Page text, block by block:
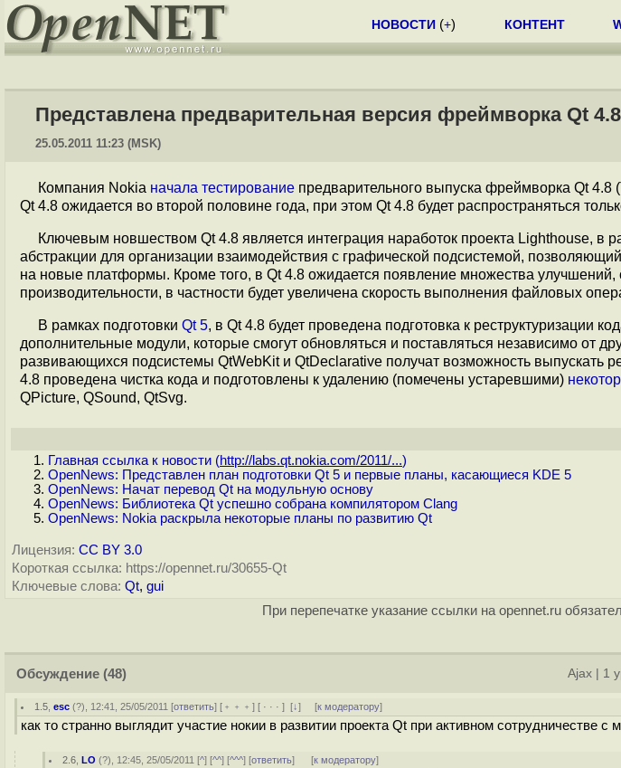
НОВОСТИ (+) КОНТЕНТ
Представлена предварительная версия фреймворка Qt 4.8
25.05.2011 11:23 (MSK)
Компания Nokia начала тестирование предварительного выпуска фреймворка Qt
Qt 4.8 ожидается во второй половине года, при этом Qt 4.8 будет распространяться
Ключевым новшеством Qt 4.8 является интеграция наработок проекта Lighthouse, в
абстракции для организации взаимодействия с графической подсистемой,
на новые платформы. Кроме того, в Qt 4.8 ожидается появление множества
производительности, в частности будет увеличена скорость выполнения файловых
В рамках подготовки Qt 5, в Qt 4.8 будет проведена подготовка к реструктуризации
дополнительные модули, которые смогут обновляться и поставляться независимо от
развивающихся подсистемы QtWebKit и QtDeclarative получат возможность выпускать
4.8 проведена чистка кода и подготовлены к удалению (помечены устаревшими)
QPicture, QSound, QtSvg.
Главная ссылка к новости (http://labs.qt.nokia.com/2011/...)
OpenNews: Представлен план подготовки Qt 5 и первые планы, касающиеся KDE 5
OpenNews: Начат перевод Qt на модульную основу
OpenNews: Библиотека Qt успешно собрана компилятором Clang
OpenNews: Nokia раскрыла некоторые планы по развитию Qt
Лицензия: CC BY 3.0
Короткая ссылка: https://opennet.ru/30655-Qt
Ключевые слова: Qt, gui
При перепечатке указание ссылки на opennet.ru
Обсуждение (48) Ajax 1
1.5 ,esc (?), 12:41, 25/05/2011 [ответить] [ ﹢﹢﹢] [ · · ·][↓] [к модератору]
как то странно выглядит участие нокии в развитии проекта Qt при активном сотрудничестве с
2.6 ,LO (?), 12:45, 25/05/2011 [^] [^^] [^^^] [ответить] [к модератору]